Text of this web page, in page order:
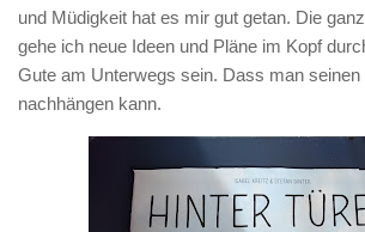
und Müdigkeit hat es mir gut getan. Die
gehe ich neue Ideen und Pläne im Kopf
Gute am Unterwegs sein. Dass man seinen
nachhängen kann.